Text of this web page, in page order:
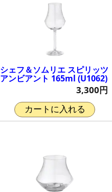
シェフ＆ソムリエ スピリッツ
アンビアント 165ml (U1062)
3,300円
カートに入れる